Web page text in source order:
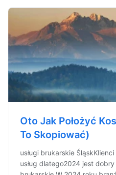
Oto Jak Położyć
To Skopiować)
usługi brukarskie
usług dlatego2024 jest